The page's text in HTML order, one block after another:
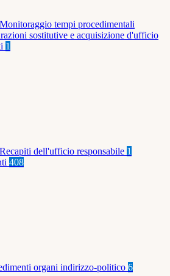
Monitoraggio tempi procedimentali
sostitutive e acquisizione d'ufficio
1
Recapiti dell'ufficio responsabile 1
408
organi indirizzo-politico 6